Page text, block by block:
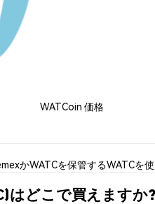
WATCoin 価格
かWATCを保管するWATCを使
はどこで買えますか?